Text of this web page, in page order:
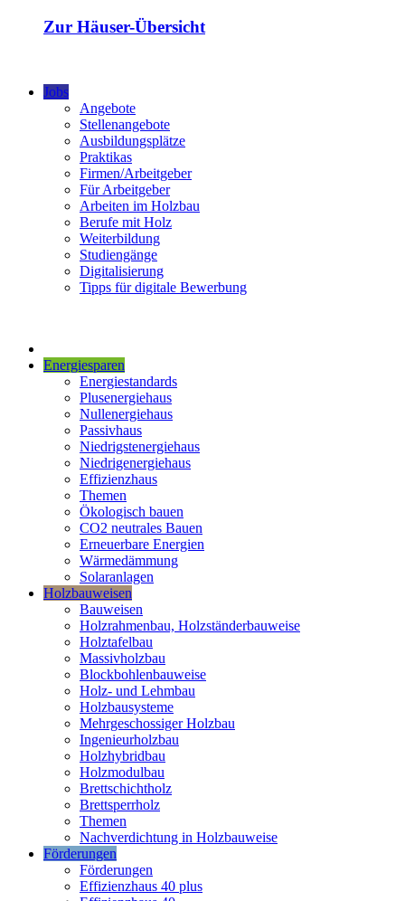
Zur Häuser-Übersicht
Jobs
Angebote
Stellenangebote
Ausbildungsplätze
Praktikas
Firmen/Arbeitgeber
Für Arbeitgeber
Arbeiten im Holzbau
Berufe mit Holz
Weiterbildung
Studiengänge
Digitalisierung
Tipps für digitale Bewerbung
Energiesparen
Energiestandards
Plusenergiehaus
Nullenergiehaus
Passivhaus
Niedrigstenergiehaus
Niedrigenergiehaus
Effizienzhaus
Themen
Ökologisch bauen
CO2 neutrales Bauen
Erneuerbare Energien
Wärmedämmung
Solaranlagen
Holzbauweisen
Bauweisen
Holzrahmenbau, Holzständerbauweise
Holztafelbau
Massivholzbau
Blockbohlenbauweise
Holz- und Lehmbau
Holzbausysteme
Mehrgeschossiger Holzbau
Ingenieurholzbau
Holzhybridbau
Holzmodulbau
Brettschichtholz
Brettsperrholz
Themen
Nachverdichtung in Holzbauweise
Förderungen
Förderungen
Effizienzhaus 40 plus